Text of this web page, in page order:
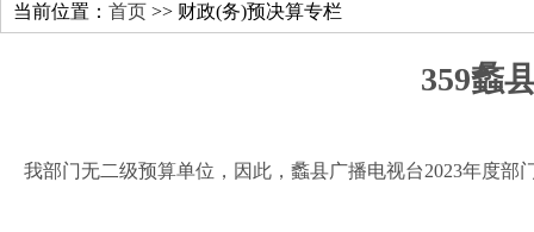
当前位置： 首页 >> 财政(务)预决算专栏
359蠡
我部门无二级预算单位，因此，蠡县广播电视台2023年度部